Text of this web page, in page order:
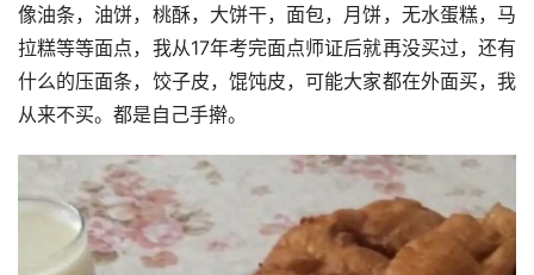
像油条，油饼，桃酥，大饼干，面包，月饼，无水蛋糕，马
拉糕等等面点，我从17年考完面点师证后就再没买过，还有
什么的压面条，饺子皮，馄饨皮，可能大家都在外面买，我
从来不买。都是自己手擀。